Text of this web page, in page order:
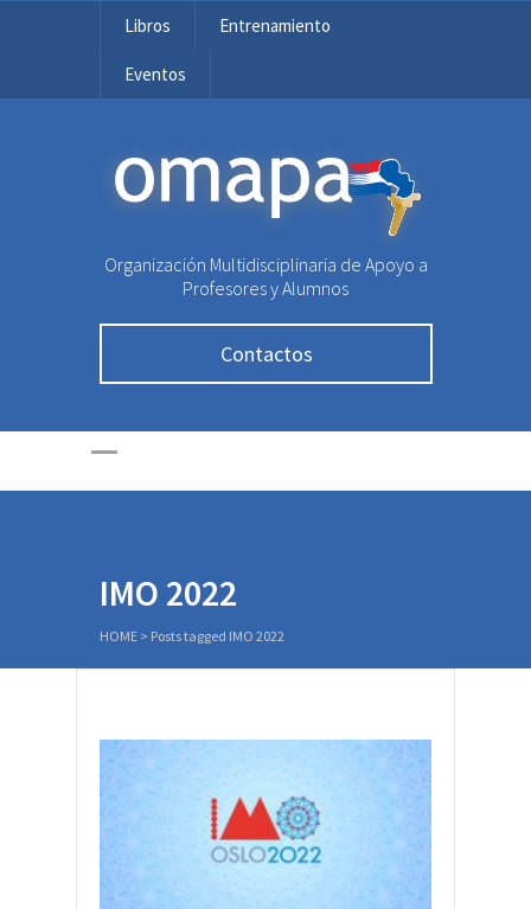
Libros Entrenamiento
Eventos
OMAPA
Organización Multidisciplinaria de Apoyo a
Profesores y Alumnos
Contactos
IMO 2022
HOME > Posts tagged IMO 2022